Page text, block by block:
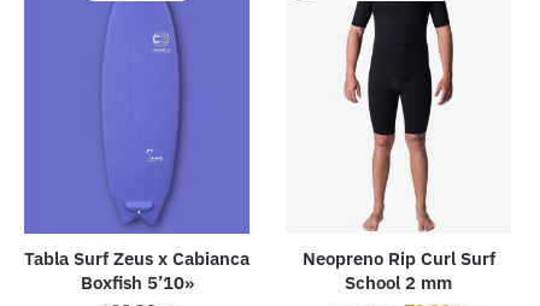
Tabla Surf Zeus x Cabianca
Boxfish 5’10»
Neopreno Rip Curl Surf
School 2 mm